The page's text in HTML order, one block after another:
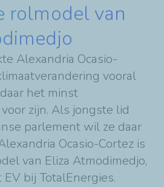
rolmodel van
Alexandria Ocasio-
vooral
het minst
zijn. Als jongste lid
parlement wil ze daar
Ocasio-Cortez is
van Eliza Atmodimedjo,
bij TotalEnergies.